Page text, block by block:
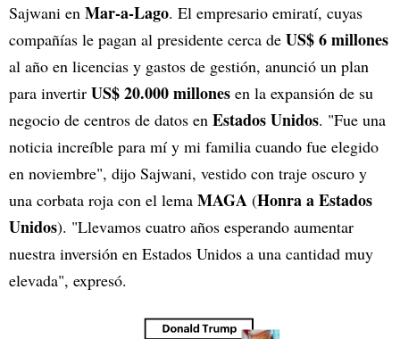
Sajwani en Mar-a-Lago. El empresario emiratí, cuyas
compañías le pagan al presidente cerca de US$ 6 millones
al año en licencias y gastos de gestión, anunció un plan
para invertir US$ 20.000 millones en la expansión de su
negocio de centros de datos en Estados Unidos. "Fue una
noticia increíble para mí y mi familia cuando fue elegido
en noviembre", dijo Sajwani, vestido con traje oscuro y
una corbata roja con el lema MAGA (Honra a Estados
Unidos). "Llevamos cuatro años esperando aumentar
nuestra inversión en Estados Unidos a una cantidad muy
elevada", expresó.